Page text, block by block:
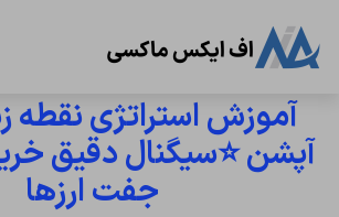
آموزش استراتژی نقطه
آپشن ⭐سیگنال دقیق
جفت ارزها